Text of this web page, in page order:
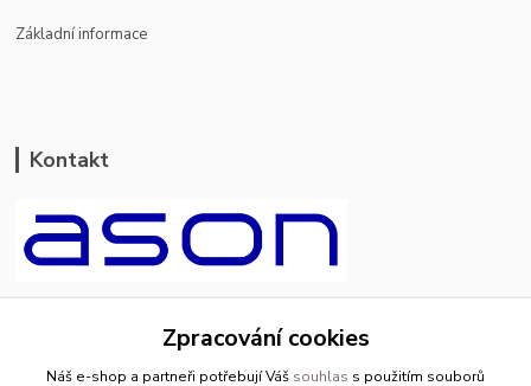
Základní informace
Kontakt
+420 799 500 769
Zpracování cookies
Náš e-shop a partneři potřebují Váš souhlas s použitím souborů